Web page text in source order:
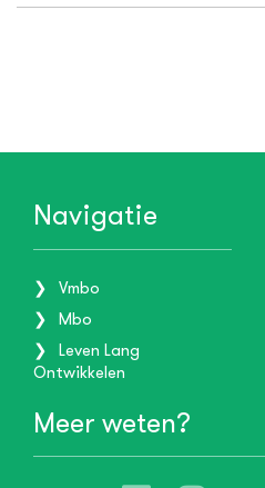
Navigatie
Vmbo
Mbo
Leven Lang
Ontwikkelen
Meer weten?